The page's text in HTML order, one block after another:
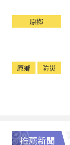
原鄉
原鄉 防災
推薦新聞